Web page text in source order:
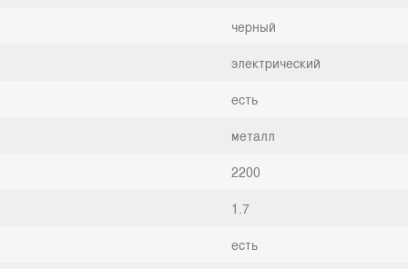
черный
электрический
есть
металл
2200
1.7
есть